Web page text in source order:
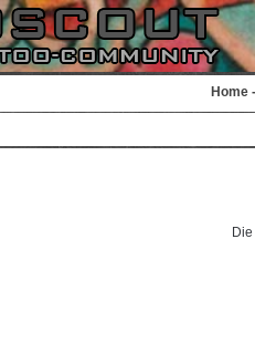
Home -